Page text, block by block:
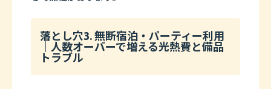
落とし穴3. 無断宿泊・パーティー利用
｜人数オーバーで増える光熱費と備品
トラブル